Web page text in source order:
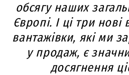
обсягу наших
Європі. І ці три
вантажівки, які ми
у продаж, є
досягнення